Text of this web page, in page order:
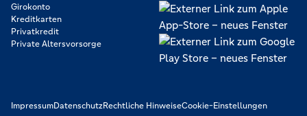
Girokonto
Kreditkarten
Privatkredit
Private Altersvorsorge
ImpressumDatenschutzRechtliche HinweiseCookie-Einstellungen